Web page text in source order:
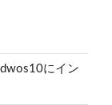
にイン